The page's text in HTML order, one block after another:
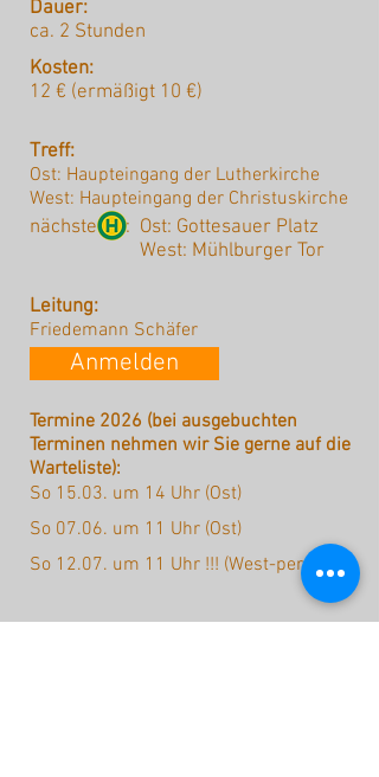
Dauer:
ca. 2 Stunden
Kosten:
12 € (ermäßigt 10 €)
Treff:
Ost: Haupteingang der Lutherkirche
West: Haupteingang der Christuskirche
nächste : Ost: Gottesauer Platz
West: Mühlburger Tor
Leitung:
Friedemann Schäfer
Anmelden
Termine 2026 (bei ausgebuchten
Terminen nehmen wir Sie gerne auf die
Warteliste):
So 15.03. um 14 Uhr (Ost)
So 07.06. um 11 Uhr (Ost)
So 12.07. um 11 Uhr !!! (West-per Rad)